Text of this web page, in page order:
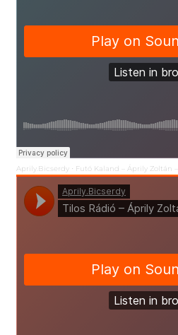
Aprily.Bicserdy· Futó Kaland – Áprily Zoltán –